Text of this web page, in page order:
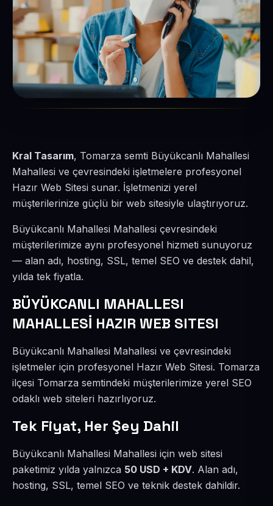
Kral Tasarım, Tomarza semti Büyükcanlı Mahallesi
Mahallesi ve çevresindeki işletmelere profesyonel
Hazır Web Sitesi sunar. İşletmenizi yerel
müşterilerinize güçlü bir web sitesiyle ulaştırıyoruz.
Büyükcanlı Mahallesi Mahallesi çevresindeki
müşterilerimize aynı profesyonel hizmeti sunuyoruz
— alan adı, hosting, SSL, temel SEO ve destek dahil,
yılda tek fiyatla.
BÜYÜKCANLI MAHALLESI
MAHALLESİ HAZIR WEB SITESI
Büyükcanlı Mahallesi Mahallesi ve çevresindeki
işletmeler için profesyonel Hazır Web Sitesi. Tomarza
ilçesi Tomarza semtindeki müşterilerimize yerel SEO
odaklı web siteleri hazırlıyoruz.
Tek Fiyat, Her Şey Dahil
Büyükcanlı Mahallesi Mahallesi için web sitesi
paketimiz yılda yalnızca 50 USD + KDV. Alan adı,
hosting, SSL, temel SEO ve teknik destek dahildir.